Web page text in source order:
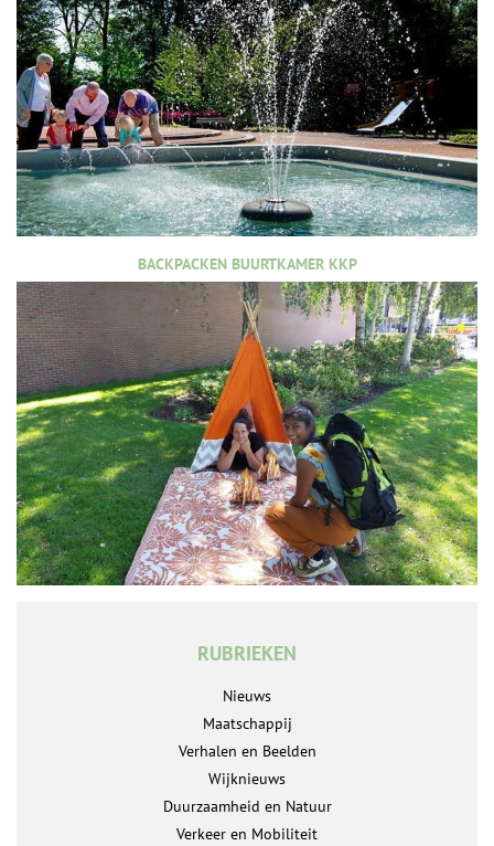
BACKPACKEN BUURTKAMER KKP
RUBRIEKEN
Nieuws
Maatschappij
Verhalen en Beelden
Wijknieuws
Duurzaamheid en Natuur
Verkeer en Mobiliteit